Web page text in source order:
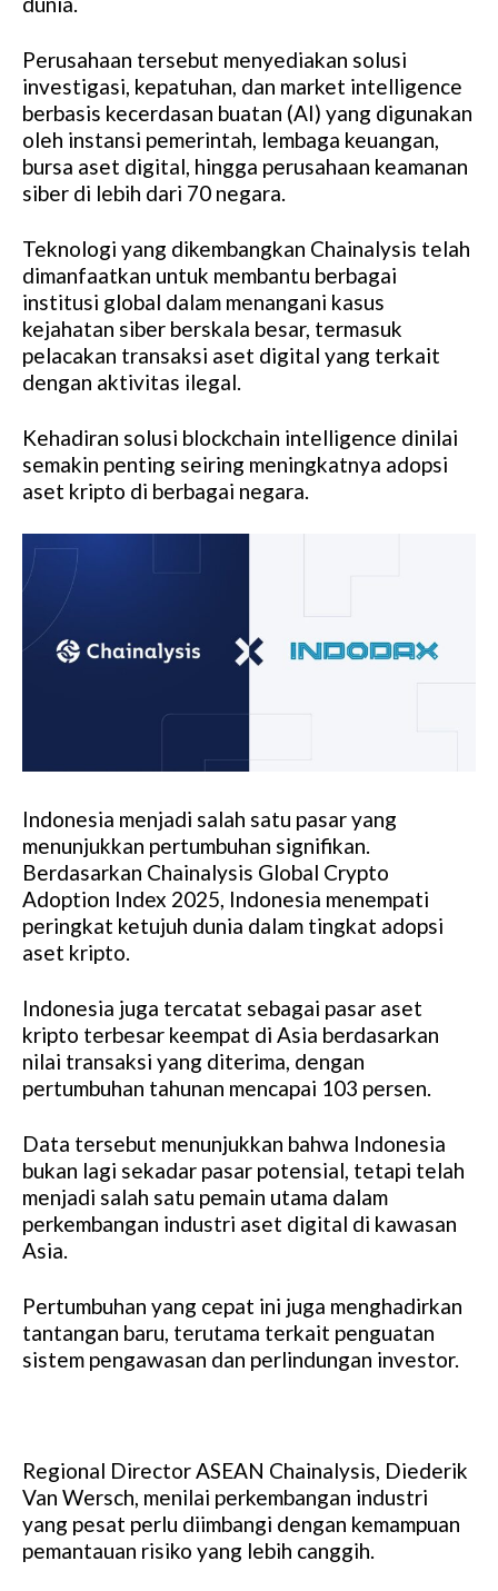
Perusahaan tersebut menyediakan solusi
investigasi, kepatuhan, dan market intelligence
berbasis kecerdasan buatan (AI) yang digunakan
oleh instansi pemerintah, lembaga keuangan,
bursa aset digital, hingga perusahaan keamanan
siber di lebih dari 70 negara.
Teknologi yang dikembangkan Chainalysis telah
dimanfaatkan untuk membantu berbagai
institusi global dalam menangani kasus
kejahatan siber berskala besar, termasuk
pelacakan transaksi aset digital yang terkait
dengan aktivitas ilegal.
Kehadiran solusi blockchain intelligence dinilai
semakin penting seiring meningkatnya adopsi
aset kripto di berbagai negara.
Indonesia menjadi salah satu pasar yang
menunjukkan pertumbuhan signifikan.
Berdasarkan Chainalysis Global Crypto
Adoption Index 2025, Indonesia menempati
peringkat ketujuh dunia dalam tingkat adopsi
aset kripto.
Indonesia juga tercatat sebagai pasar aset
kripto terbesar keempat di Asia berdasarkan
nilai transaksi yang diterima, dengan
pertumbuhan tahunan mencapai 103 persen.
Data tersebut menunjukkan bahwa Indonesia
bukan lagi sekadar pasar potensial, tetapi telah
menjadi salah satu pemain utama dalam
perkembangan industri aset digital di kawasan
Asia.
Pertumbuhan yang cepat ini juga menghadirkan
tantangan baru, terutama terkait penguatan
sistem pengawasan dan perlindungan investor.
Regional Director ASEAN Chainalysis, Diederik
Van Wersch, menilai perkembangan industri
yang pesat perlu diimbangi dengan kemampuan
pemantauan risiko yang lebih canggih.